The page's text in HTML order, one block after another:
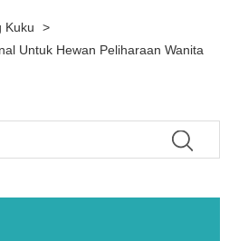
Kuku
>
Untuk Hewan Peliharaan Wanita